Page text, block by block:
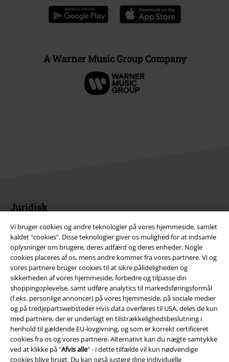
Vi bruger cookies og andre teknologier på vores hjemmeside, samlet
kaldet "cookies". Disse teknologier giver os mulighed for at indsamle
oplysninger om brugere, deres adfærd og deres enheder. Nogle
cookies placeres af os, mens andre kommer fra vores partnere. Vi og
vores partnere bruger cookies til at sikre pålideligheden og
sikkerheden af ​​vores hjemmeside, forbedre og tilpasse din
shoppingoplevelse, samt udføre analytics til markedsføringsformål
(f.eks. personlige annoncer) på vores hjemmeside, på sociale medier
og på tredjepartswebsteder Hvis data overføres til USA, deles de kun
med partnere, der er underlagt en tilstrækkelighedsbeslutning i
henhold til gældende EU-lovgivning, og som er korrekt certificeret
cookies fra os og vores partnere. Alternativt kan du nægte samtykke
ved at klikke på "Afvis alle" - i dette tilfælde vil kun nødvendige
cookies blive brugt. Du kan også justere dine individuelle
A Warner Music Group Company
Juridisk
Salgs-, medlems- & leveringsbetingelser
Om EMP Danmark
Persondatapolitik
Bortskaffelse af affald og miljøbeskyttelse
Overensstemmelseserklæring
Oplysninger om tilgængelighed